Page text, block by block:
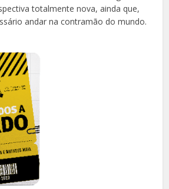
totalmente nova, ainda que,
andar na contramão do mundo.